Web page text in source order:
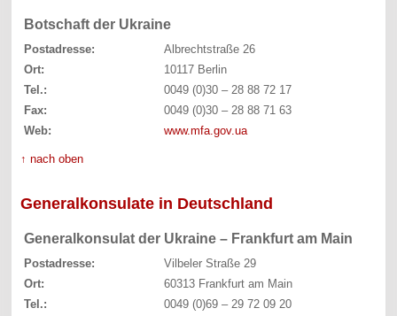
Botschaft der Ukraine
Postadresse:
Albrechtstraße 26
Ort:
10117 Berlin
Tel.:
0049 (0)30 – 28 88 72 17
Fax:
0049 (0)30 – 28 88 71 63
Web:
www.mfa.gov.ua
↑ nach oben
Generalkonsulate in Deutschland
Generalkonsulat der Ukraine – Frankfurt am Main
Postadresse:
Vilbeler Straße 29
Ort:
60313 Frankfurt am Main
Tel.:
0049 (0)69 – 29 72 09 20